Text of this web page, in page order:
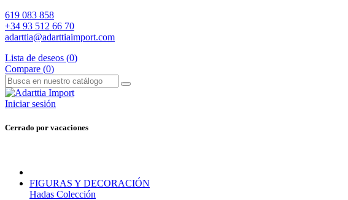
619 083 858
+34 93 512 66 70
adarttia@adarttiaimport.com
Lista de deseos (0)
Compare (0)
Iniciar sesión
Cerrado por vacaciones
FIGURAS Y DECORACIÓN
Hadas Colección